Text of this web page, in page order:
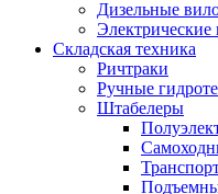
Дизельные
Складская техника
Ричтраки
Ручные
Штабелеры